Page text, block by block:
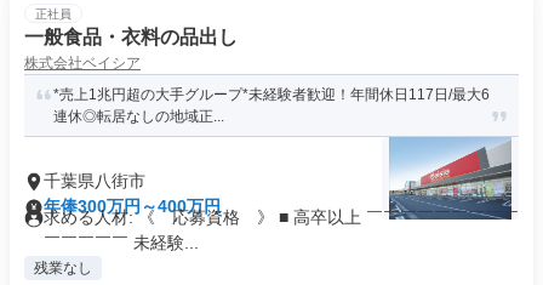
正社員
一般食品・衣料の品出し
株式会社ベイシア
*売上1兆円超の大手グループ*未経験者歓迎！年間休日117日/最大6
連休◎転居なしの地域正...
千葉県八街市
年俸300万円～400万円
求める人材: 《 応募資格 》 ■ 高卒以上 ￣￣￣￣￣￣￣￣￣
￣￣￣￣￣ 未経験...
残業なし